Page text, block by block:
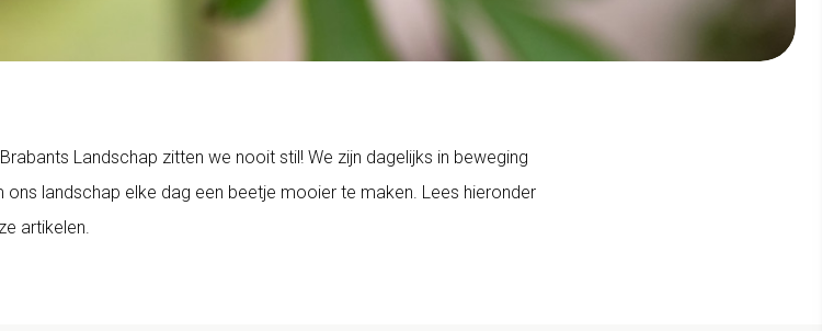
Landschap zitten we nooit stil! We zijn dagelijks in beweging
ons landschap elke dag een beetje mooier te maken. Lees hieronder
artikelen.